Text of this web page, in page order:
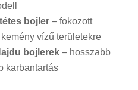
bojler– fokozott
vízű területekre
bojlerek– hosszabb
karbantartás